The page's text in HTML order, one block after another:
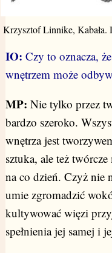
Krzysztof Linnike, Kabała.
IO: Czy to oznacza,
wnętrzem może
MP: Nie tylko przez
bardzo szeroko.
wnętrza jest
sztuka, ale też
na co dzień. Czyż nie
umie zgromadzić
kultywować więzi
spełnienia jej samej i